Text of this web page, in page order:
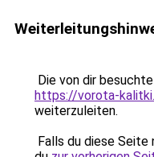
Die von dir
https://vorota-
weiterzuleiten.
Falls du diese